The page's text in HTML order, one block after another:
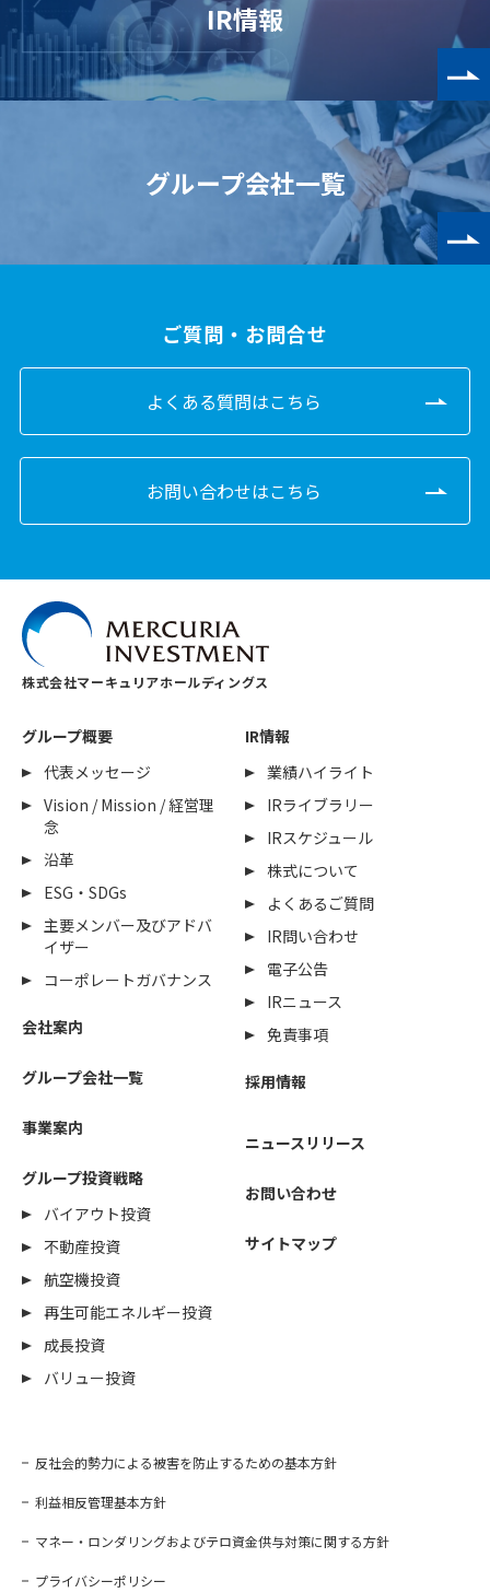
IR情報
グループ会社一覧
ご質問・お問合せ
よくある質問はこちら
お問い合わせはこちら
株式会社マーキュリアホールディングス
グループ概要
代表メッセージ
Vision / Mission / 経営理
念
沿革
ESG・SDGs
主要メンバー及びアドバ
イザー
コーポレートガバナンス
会社案内
グループ会社一覧
事業案内
グループ投資戦略
バイアウト投資
不動産投資
航空機投資
再生可能エネルギー投資
成長投資
バリュー投資
IR情報
業績ハイライト
IRライブラリー
IRスケジュール
株式について
よくあるご質問
IR問い合わせ
電子公告
IRニュース
免責事項
採用情報
ニュースリリース
お問い合わせ
サイトマップ
反社会的勢力による被害を防止するための基本方針
利益相反管理基本方針
マネー・ロンダリングおよびテロ資金供与対策に関する方針
プライバシーポリシー